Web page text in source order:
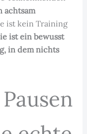
achtsam
ist kein Training
ist ein bewusst
in dem nichts